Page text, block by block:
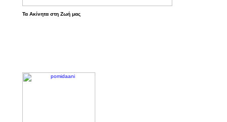
Τα Ακίνητα στη Ζωή μας